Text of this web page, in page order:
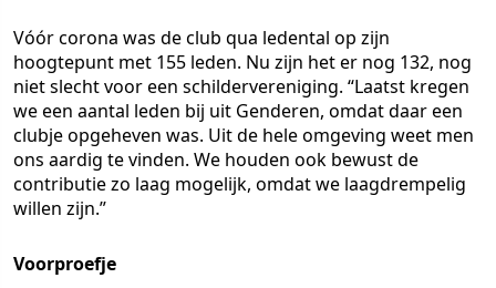
Vóór corona was de club qua ledental op zijn
hoogtepunt met 155 leden. Nu zijn het er nog 132, nog
niet slecht voor een schildervereniging. “Laatst kregen
we een aantal leden bij uit Genderen, omdat daar een
clubje opgeheven was. Uit de hele omgeving weet men
ons aardig te vinden. We houden ook bewust de
contributie zo laag mogelijk, omdat we laagdrempelig
willen zijn.”
Voorproefje